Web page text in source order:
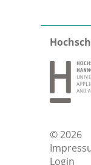
© 2026
Login